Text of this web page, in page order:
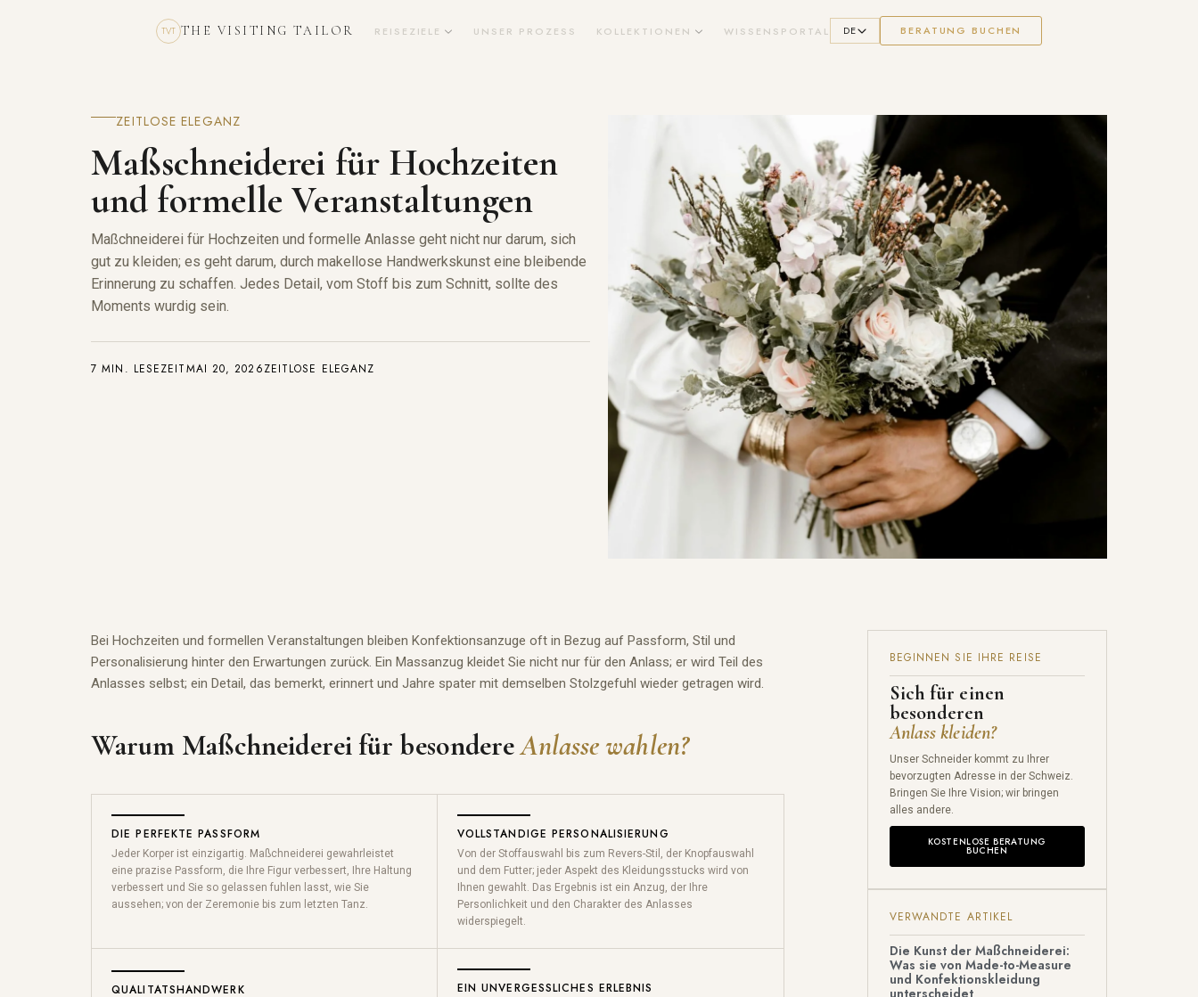
TVT THE VISITING TAILOR REISEZIELE UNSER PROZESS KOLLEKTIONEN WISSENSPORTAL DE BERATUNG BUCHEN
ZEITLOSE ELEGANZ
Maßschneiderei für Hochzeiten
und formelle Veranstaltungen
Maßchneiderei für Hochzeiten und formelle Anlasse geht nicht nur darum, sich
gut zu kleiden; es geht darum, durch makellose Handwerkskunst eine bleibende
Erinnerung zu schaffen. Jedes Detail, vom Stoff bis zum Schnitt, sollte des
Moments wurdig sein.
7 MIN. LESEZEITMAI 20, 2026ZEITLOSE ELEGANZ
Bei Hochzeiten und formellen Veranstaltungen bleiben Konfektionsanzuge oft in Bezug auf Passform, Stil und
Personalisierung hinter den Erwartungen zurück. Ein Massanzug kleidet Sie nicht nur für den Anlass; er wird Teil des
Anlasses selbst; ein Detail, das bemerkt, erinnert und Jahre spater mit demselben Stolzgefuhl wieder getragen wird.
Warum Maßchneiderei für besondereAnlasse wahlen?
DIE PERFEKTE PASSFORM
Jeder Korper ist einzigartig. Ma ßchneiderei gewahrleistet
eine prazise Passform, die Ihre Figur verbessert, Ihre Haltung
verbessert und Sie so gelassen fuhlen lasst, wie Sie
aussehen; von der Zeremonie bis zum letzten Tanz.
VOLLSTANDIGE PERSONALISIERUNG
Von der Stoffauswahl bis zum Revers-Stil, der Knopfauswahl
und dem Futter; jeder Aspekt des Kleidungsstucks wird von
Ihnen gewahlt. Das Ergebnis ist ein Anzug, der Ihre
Personlichkeit und den Charakter des Anlasses
widerspiegelt.
QUALITATSHANDWERK EIN UNVERGESSLICHES ERLEBNIS
BEGINNEN SIE IHRE REISE
Sich für einen
besonderen
Anlass kleiden?
Unser Schneider kommt zu Ihrer
bevorzugten Adresse in der Schweiz.
Bringen Sie Ihre Vision; wir bringen
alles andere.
KOSTENLOSE BERATUNG
BUCHEN
VERWANDTE ARTIKEL
Die Kunst der Maßchneiderei:
Was sie von Made-to-Measure
und Konfektionskleidung
unterscheidet